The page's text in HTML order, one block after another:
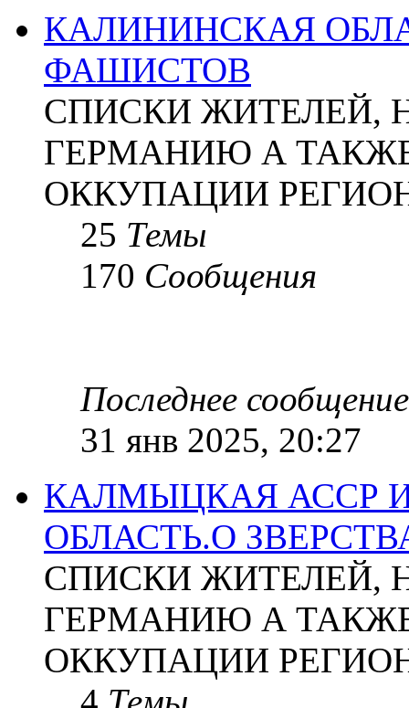
КАЛИНИНСКАЯ
ФАШИСТОВ
СПИСКИ ЖИТЕЛЕЙ,
ГЕРМАНИЮ А
ОККУПАЦИИ
25 Темы
170 Сообщения
Последнее сообщение
31 янв 2025, 20:27
КАЛМЫЦКАЯ АССР
ОБЛАСТЬ.О
СПИСКИ ЖИТЕЛЕЙ,
ГЕРМАНИЮ А
ОККУПАЦИИ